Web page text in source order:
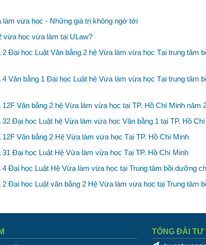
làm vừa học - Những giá trị không ngờ tới
vừa học vừa làm tại ULaw?
2 Đại học Luật Văn bằng 2 hệ Vừa làm vừa học Tại trung tâm
4 Văn bằng 1 Đại học Luật hệ Vừa làm vừa học Tại trung tâm
Văn bằng 2 hệ Vừa làm vừa học tại TP. Hồ Chí Minh năm
32 Đại hoc Luật hệ Vừa làm vừa học Văn bằng 1 tại TP. Hồ
Văn bằng 2 Hệ Vừa làm vừa học Tại TP. Hồ Chí Minh
31 Đại học Luật Hệ Vừa làm vừa học Tại TP. Hồ Chí Minh
4 Đại học Luật Hệ Vừa làm vừa học tại Trung tâm bồi dưỡng
2 Đại học Luật văn bằng 2 Hệ Vừa làm vừa học tại Trung tâm
TỔNG ĐÀI TƯ